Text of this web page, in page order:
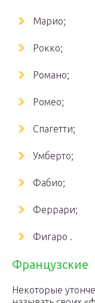
Марио;
Рокко;
Романо;
Ромео;
Спагетти;
Умберто;
Фабио;
Феррари;
Фигаро .
Французские
Некоторые